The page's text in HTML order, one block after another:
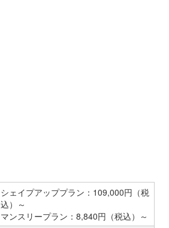
シェイプアッププラン：109,000円（税
込）～
マンスリープラン：8,840円（税込）～